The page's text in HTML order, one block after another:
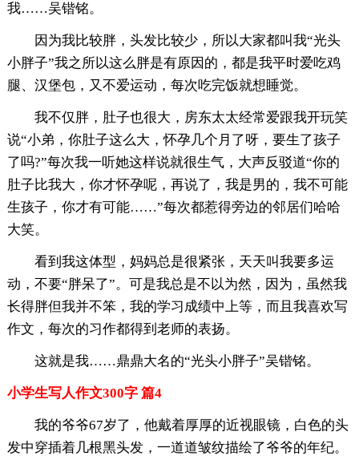
我……吴锴铭。
因为我比较胖，头发比较少，所以大家都叫我“光头
小胖子”我之所以这么胖是有原因的，都是我平时爱吃鸡
腿、汉堡包，又不爱运动，每次吃完饭就想睡觉。
我不仅胖，肚子也很大，房东太太经常爱跟我开玩笑
说“小弟，你肚子这么大，怀孕几个月了呀，要生了孩子
了吗?”每次我一听她这样说就很生气，大声反驳道“你的
肚子比我大，你才怀孕呢，再说了，我是男的，我不可能
生孩子，你才有可能……”每次都惹得旁边的邻居们哈哈
大笑。
看到我这体型，妈妈总是很紧张，天天叫我要多运
动，不要“胖呆了”。可是我总是不以为然，因为，虽然我
长得胖但我并不笨，我的学习成绩中上等，而且我喜欢写
作文，每次的习作都得到老师的表扬。
这就是我……鼎鼎大名的“光头小胖子”吴锴铭。
小学生写人作文300字 篇4
我的爷爷67岁了，他戴着厚厚的近视眼镜，白色的头
发中穿插着几根黑头发，一道道皱纹描绘了爷爷的年纪。